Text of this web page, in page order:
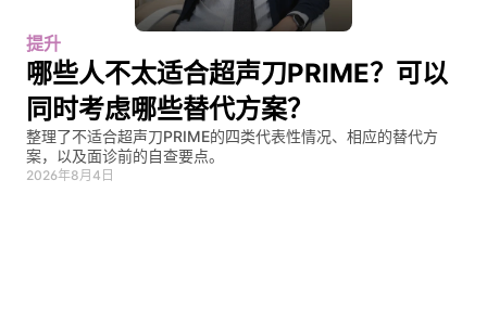
提升
哪些人不太适合超声刀PRIME？可以
同时考虑哪些替代方案？
整理了不适合超声刀PRIME的四类代表性情况、相应的替代方
案，以及面诊前的自查要点。
2026年8月4日